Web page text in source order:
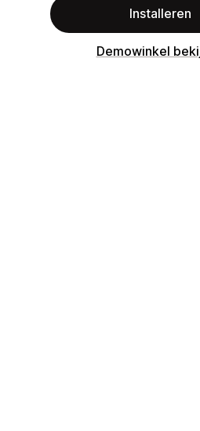
Installeren
Demowinkel